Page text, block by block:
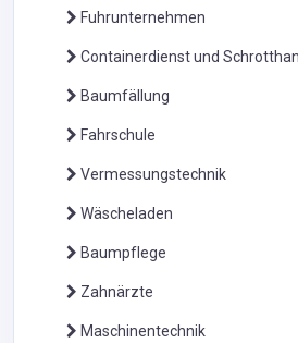
Fuhrunternehmen
Containerdienst und
Baumfällung
Fahrschule
Vermessungstechnik
Wäscheladen
Baumpflege
Zahnärzte
Maschinentechnik